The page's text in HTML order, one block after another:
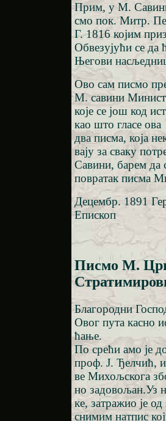
Прим, у М.
смо пок. Митр.
Г. 1816 којим
Обвезујући се да
Његови
Ово сам писмо
М. савини
које се још код
као што гласе ова
два писма, која
вају за сваку
Савини, барем да
повратак писма
Децембр. 1891
Епископ
Писмо М.
Благородни
Овог пута касно
ћање.
По срећи амо је
проф. Ј. Ђелчић,
ве Михољскога
но задовољан.Уз
ке, затражио је
снимим натпис